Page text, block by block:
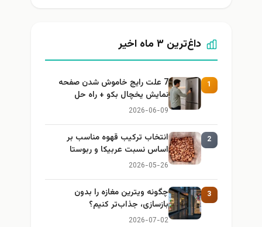
داغ‌ترین ۳ ماه اخیر
1
7 علت رایج خاموش شدن صفحه
نمایش یخچال بکو + راه حل
2026-06-09
2
انتخاب ترکیب قهوه مناسب بر
اساس نسبت عربیکا و ربوستا
2026-05-26
3
چگونه ویترین مغازه را بدون
بازسازی، جذاب‌تر کنیم؟
2026-07-02